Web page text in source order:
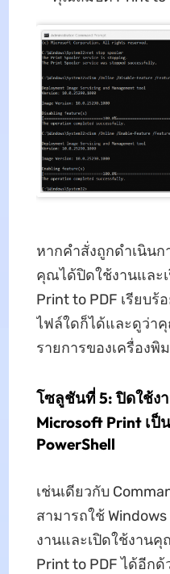
หากคําสั่งถูกดําเนินก
คุณได้ปิดใช้งานและ
Print to PDF เรียบร้
ไฟล์ใดก็ได้และดูว่า
รายการของเครื่องพิ
โซลูชันที่ 5: ปิดใช้ง
Microsoft Print เป็
PowerShell
เช่นเดียวกับ
สามารถใช้
งานและเปิดใช้งาน
Print to PDF ได้อีก